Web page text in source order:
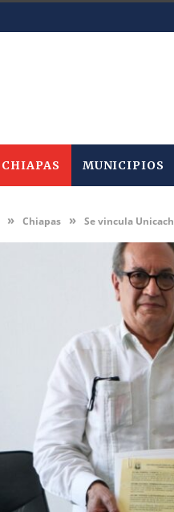
CHIAPAS MUNICIPIOS
» Chiapas » Se vincula